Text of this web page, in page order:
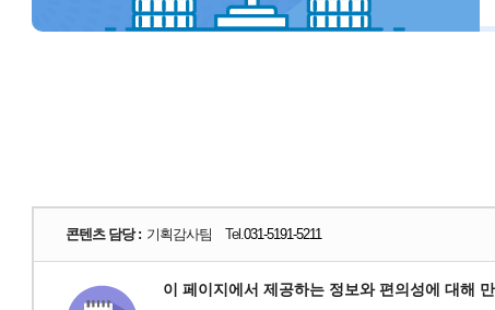
콘텐츠 담당 : 기획감사팀 Tel.031-5191-5211
이 페이지에서 제공하는 정보와 편의성에 대해